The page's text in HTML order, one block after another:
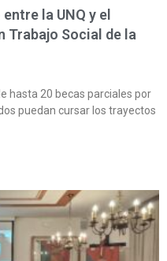
la UNQ y el
Trabajo Social de la
hasta 20 becas parciales por
puedan cursar los trayectos